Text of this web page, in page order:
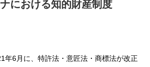
における知的財産制度
年6月に、特許法・意匠法・商標法が改正